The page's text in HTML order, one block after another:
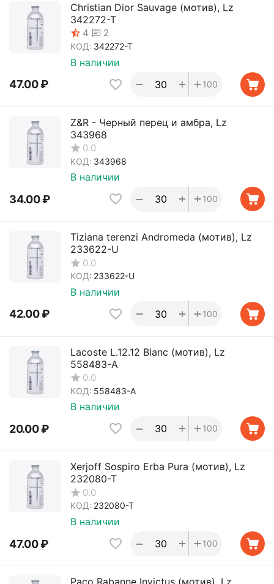
Christian Dior Sauvage (мотив), Lz
342272-T
4 2
КОД: 342272-T
В наличии
47.00₽ + 100
+
−
Z&R - Черный перец и амбра, Lz
343968
0.0
КОД: 343968
В наличии
34.00₽ + 100
+
−
Tiziana terenzi Andromeda (мотив), Lz
233622-U
0.0
КОД: 233622-U
В наличии
42.00₽ + 100
+
−
Lacoste L.12.12 Blanc (мотив), Lz
558483-A
0.0
КОД: 558483-A
В наличии
20.00₽ + 100
+
−
Xerjoff Sospiro Erba Pura (мотив), Lz
232080-T
0.0
КОД: 232080-T
В наличии
47.00₽ + 100
+
−